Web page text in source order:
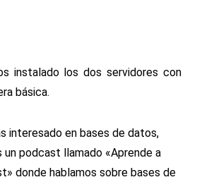
instalado los dos servidores con
básica.
interesado en bases de datos,
podcast llamado «Aprende a
donde hablamos sobre bases de